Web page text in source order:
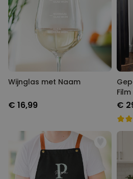
Wijnglas met Naam
€ 16,99
Film
€